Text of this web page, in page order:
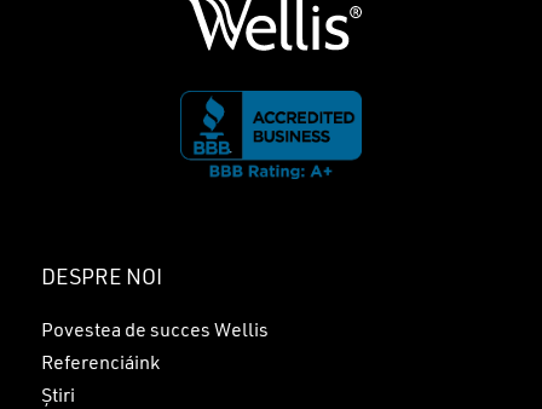
GO TO SHOP
DESPRE NOI
Povestea de succes Wellis
Referenciáink
Știri